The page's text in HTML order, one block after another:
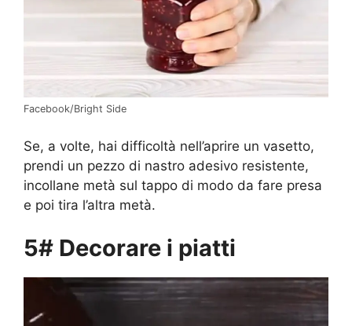
Facebook/Bright Side
Se, a volte, hai difficoltà nell’aprire un vasetto,
prendi un pezzo di nastro adesivo resistente,
incollane metà sul tappo di modo da fare presa
e poi tira l’altra metà.
5# Decorare i piatti